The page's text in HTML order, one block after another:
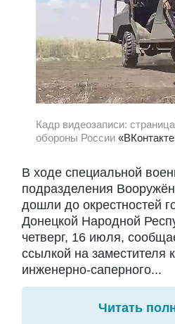
Кадр видеозаписи:
обороны России
В ходе специальной
подразделения
дошли до окрестностей
Донецкой Народной
четверг, 16 июля,
ссылкой на заместителя
инженерно-саперного...
Читать